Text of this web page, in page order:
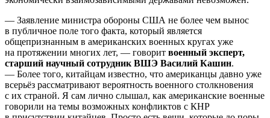
— Заявление министра обороны США не более чем вынос
в публичное поле того факта, который является
общепризнанным в американских военных кругах уже
на протяжении многих лет, — говорит военный эксперт,
старший научный сотрудник ВШЭ Василий Кашин.
— Более того, китайцам известно, что американцы давно уже
всерьёз рассматривают вероятность военного столкновения
с их страной. Я сам лично слышал, как американские военные
говорили на темы возможных конфликтов с КНР